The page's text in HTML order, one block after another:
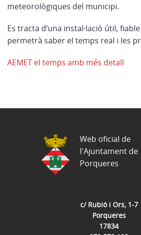
meteorològiques del municipi.
Es tracta d’una instal·lació útil,
permetrà saber el temps real i les
AEMET el temps amb més detall
c/ Rubió i Ors, 1-7
Porqueres
17834
Web oficial de
l'Ajuntament de
Porqueres